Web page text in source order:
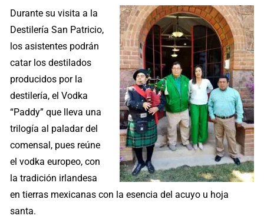
Durante su visita a la
Destilería San Patricio,
los asistentes podrán
catar los destilados
producidos por la
destilería, el Vodka
“Paddy” que lleva una
trilogía al paladar del
comensal, pues reúne
el vodka europeo, con
la tradición irlandesa
en tierras mexicanas con la esencia del acuyo u hoja
santa.